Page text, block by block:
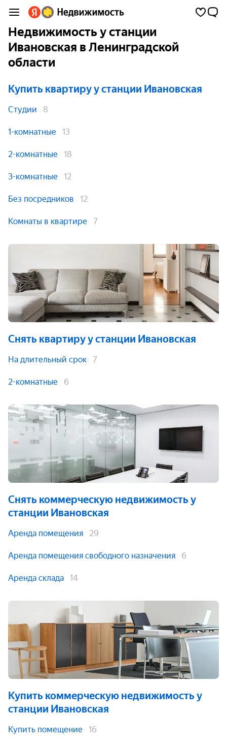
Недвижимость у станции
Ивановская в Ленинградской
области
Купить квартируу станции Ивановская
Студии 8
1-комнатные 13
2-комнатные 18
3-комнатные 12
Без посредников 12
Комнаты в квартире 7
Снять квартируу станции Ивановская
На длительный срок 7
2-комнатные 6
Снять коммерческую недвижимость у
станции Ивановская
Аренда помещения 29
Аренда помещения свободного назначения 6
Аренда склада 14
Купить коммерческую недвижимость у
станции Ивановская
Купить помещение 16